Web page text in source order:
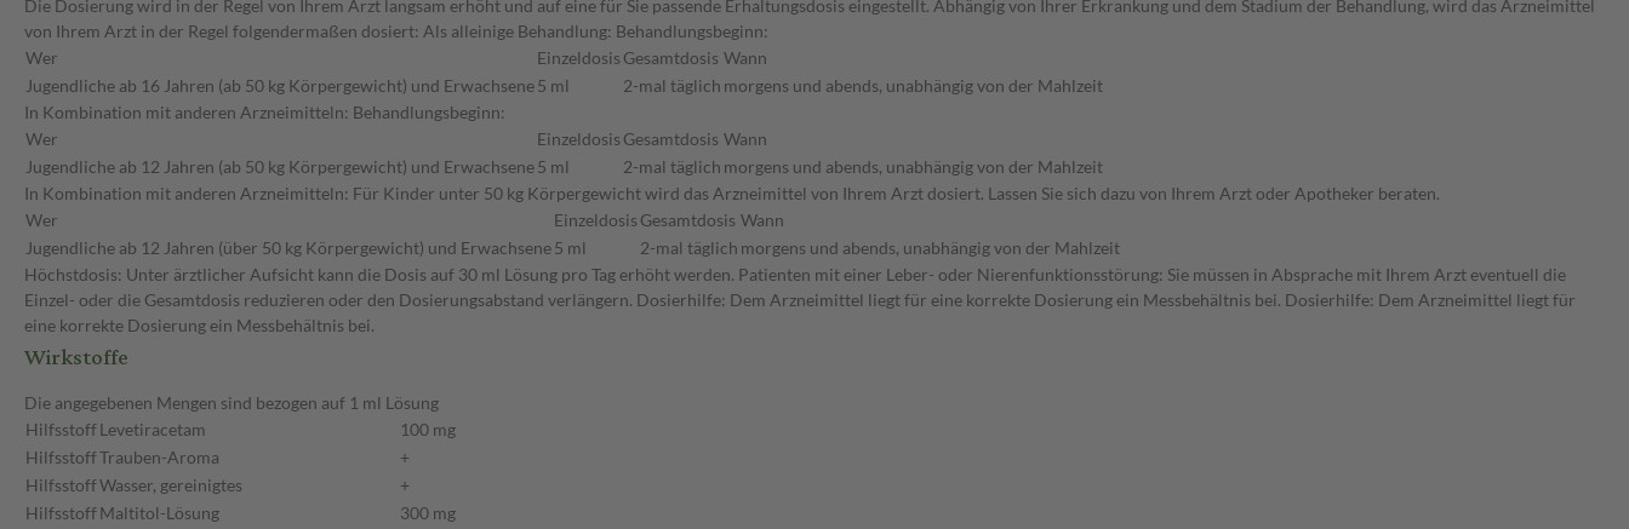
Die Dosierung wird in der Regel von Ihrem Arzt langsam erhöht und auf eine für Sie passende Erhaltungsdosis eingestellt. Abhängig von Ihrer Erkrankung und dem Stadium der Behandlung, wird das Arzneimittel
von Ihrem Arzt in der Regel folgendermaßen dosiert: Als alleinige Behandlung: Behandlungsbeginn:
Wer
Einzeldosis Gesamtdosis Wann
Jugendliche ab 16 Jahren (ab 50 kg Körpergewicht) und Erwachsene5 ml 2-mal täglich morgens und abends, unabhängig von der Mahlzeit
In Kombination mit anderen Arzneimitteln: Behandlungsbeginn:
Wer
Einzeldosis Gesamtdosis Wann
Jugendliche ab 12 Jahren (ab 50 kg Körpergewicht) und Erwachsene5 ml 2-mal täglich morgens und abends, unabhängig von der Mahlzeit
In Kombination mit anderen Arzneimitteln: Für Kinder unter 50 kg Körpergewicht wird das Arzneimittel von Ihrem Arzt dosiert. Lassen Sie sich dazu von Ihrem Arzt oder Apotheker beraten.
Wer
Einzeldosis Gesamtdosis Wann
Jugendliche ab 12 Jahren (über 50 kg Körpergewicht) und Erwachsene5 ml 2-mal täglich morgens und abends, unabhängig von der Mahlzeit
Höchstdosis: Unter ärztlicher Aufsicht kann die Dosis auf 30 ml Lösung pro Tag erhöht werden. Patienten mit einer Leber- oder Nierenfunktionsstörung: Sie müssen in Absprache mit Ihrem Arzt eventuell die
Einzel- oder die Gesamtdosis reduzieren oder den Dosierungsabstand verlängern. Dosierhilfe: Dem Arzneimittel liegt für eine korrekte Dosierung ein Messbehältnis bei. Dosierhilfe: Dem Arzneimittel liegt für
eine korrekte Dosierung ein Messbehältnis bei.
Wirkstoffe
Die angegebenen Mengen sind bezogen auf 1 ml Lösung
HilfsstoffLevetiracetam
100 mg
HilfsstoffTrauben-Aroma
+
HilfsstoffWasser, gereinigtes
+
HilfsstoffMaltitol-Lösung
300 mg